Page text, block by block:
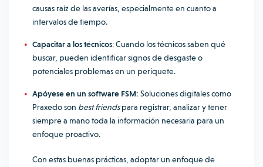
causas raíz de las averías, especialmente en cuanto a
intervalos de tiempo.
Capacitar a los técnicos: Cuando los técnicos saben qué
buscar, pueden identificar signos de desgaste o
potenciales problemas en un periquete.
Apóyese en un software FSM: Soluciones digitales como
Praxedo son best friendspara registrar, analizar y tener
siempre a mano toda la información necesaria para un
enfoque proactivo.
Con estas buenas prácticas, adoptar un enfoque de